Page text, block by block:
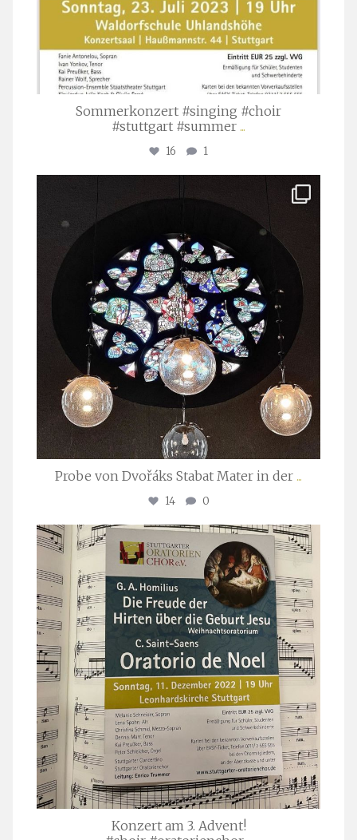
Sommerkonzert #singing #choir
#stuttgart #summer ...
16 1
Apr. 1
Probe von Dvořáks Stabat Mater in der ...
14 0
stuttgarter_oratorienchor
Nov. 29
Konzert am 3. Advent!